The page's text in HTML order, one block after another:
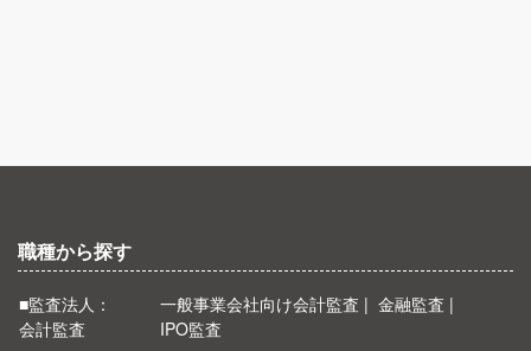
職種から探す
■監査法人：
会計監査
一般事業会社向け会計監査
金融監査
IPO監査